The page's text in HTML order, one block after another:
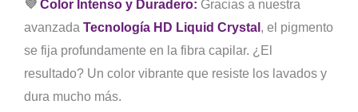
💜 Color Intenso y Duradero: Gracias a nuestra
avanzada Tecnología HD Liquid Crystal , el pigmento
se fija profundamente en la fibra capilar. ¿El
resultado? Un color vibrante que resiste los lavados y
dura mucho más.